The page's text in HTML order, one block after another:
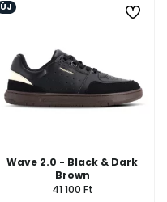
ÚJ
Wave 2.0 - Black & Dark
Brown
41 100 Ft